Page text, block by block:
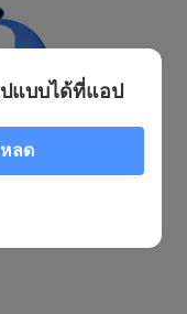
แบบได้ที่แอป
ลด